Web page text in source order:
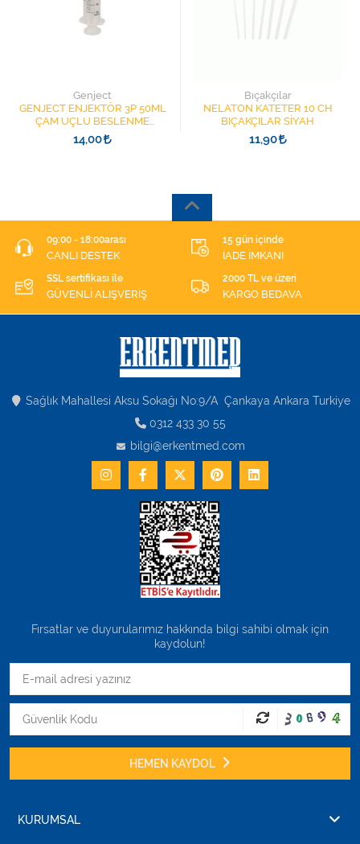
Genject
GENJECT ENJEKTÖR 3P 50ML
ÇAM UÇLU BESLENME
ŞIRINGASI 1852412 KATATER
UÇLU
14,00
Bıçakçılar
NELATON KATETER 10 CH
BIÇAKÇILAR SİYAH
11,90
09:00 - 18:00arası
CANLI DESTEK
15 gün içinde
İADE İMKANI
SSL sertifikası ile
GÜVENLİ ALIŞVERİŞ
2000 TL ve üzeri
KARGO BEDAVA
Sağlık Mahallesi Aksu Sokağı No:9/A Çankaya Ankara Turkiye
0312 433 30 55
bilgi@erkentmed.com
Fırsatlar ve duyurularımız hakkında bilgi sahibi olmak için
kaydolun!
HEMEN KAYDOL
KURUMSAL